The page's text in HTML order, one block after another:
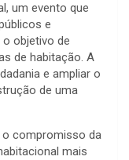
um evento que
e
objetivo de
de habitação. A
e ampliar o
de uma
o compromisso da
mais